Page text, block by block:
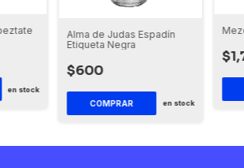
en stock
Alma de Judas Espadín
Etiqueta Negra
$600
COMPRAR en stock